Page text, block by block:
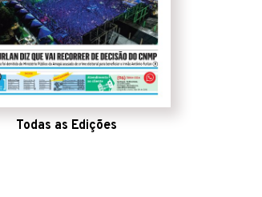
Todas as Edições